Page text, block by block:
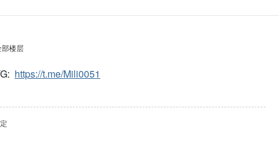
部楼层
https://t.me/Mili0051